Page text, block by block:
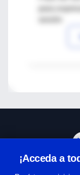
¡Acceda a